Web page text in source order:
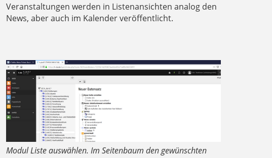
Veranstaltungen werden in Listenansichten analog den
News, aber auch im Kalender veröffentlicht.
Modul Liste auswählen. Im Seitenbaum den gewünschten